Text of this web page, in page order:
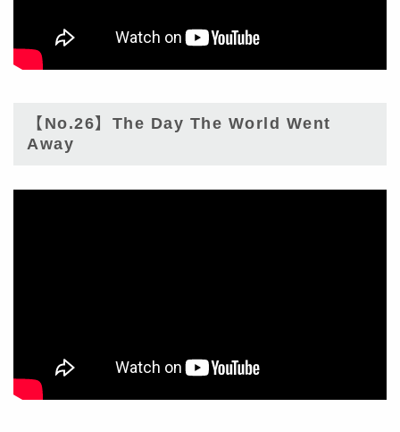
【No.26】The Day The World Went
Away